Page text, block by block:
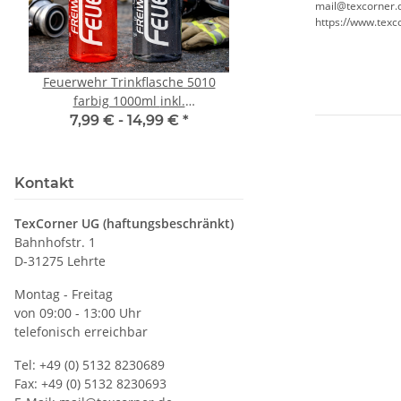
https://
Feuerwehr Trinkflasche 5010
farbig 1000ml inkl.
Wunschnamen
7,99 € - 14,99 € *
vielen Taschen
ab11,17 €*
Kontakt
TexCorner UG (haftungsbeschränkt)
Bahnhofstr. 1
D-31275 Lehrte
Montag - Freitag
von 09:00 - 13:00 Uhr
telefonisch erreichbar
Tel: +49 (0) 5132 8230689
Fax: +49 (0) 5132 8230693